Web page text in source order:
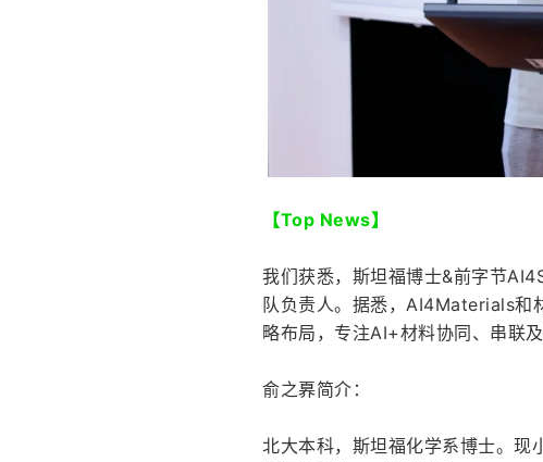
【Top News】
我们获悉，斯坦福博士&前字节
队负责人。据悉，AI4Materials和
略布局，专注AI+材料协同、串联
俞之奡简介：
北大本科，斯坦福化学系博士。现